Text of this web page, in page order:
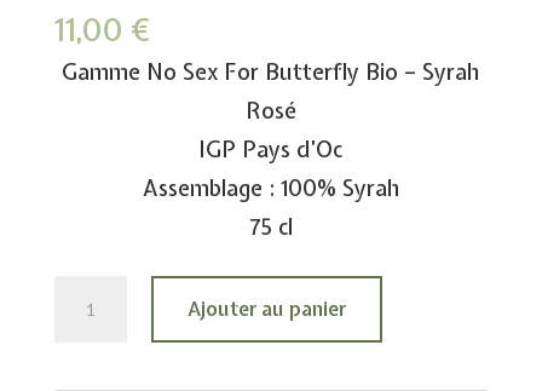
11,00 €
Gamme No Sex For Butterfly Bio – Syrah
Rosé
IGP Pays d’Oc
Assemblage : 100% Syrah
75 cl
Ajouter au panier